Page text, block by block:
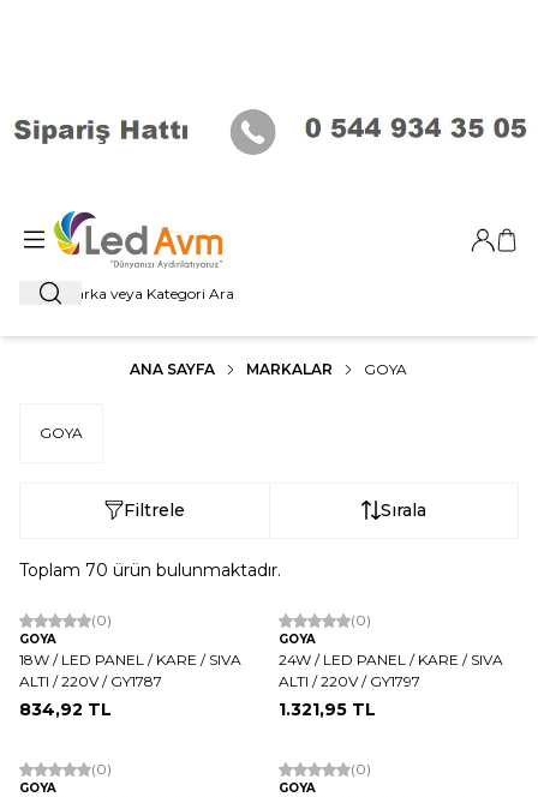
Ara
Giriş
ANA SAYFA MARKALAR GOYA
GOYA
Filtrele Sırala
Toplam 70 ürün bulunmaktadır.
(0)
GOYA
18W / LED PANEL / KARE / SIVA
ALTI / 220V / GY1787
834,92 TL
(0)
GOYA
24W / LED PANEL / KARE / SIVA
ALTI / 220V / GY1797
1.321,95 TL
(0)
GOYA
(0)
GOYA